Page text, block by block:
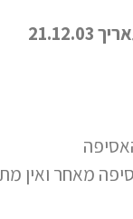
מאחר ואין